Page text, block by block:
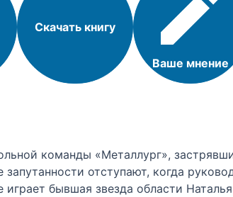
Скачать книгу
Ваше мнение
команды «Металлург»,
отступают, когда
бывшая звезда области